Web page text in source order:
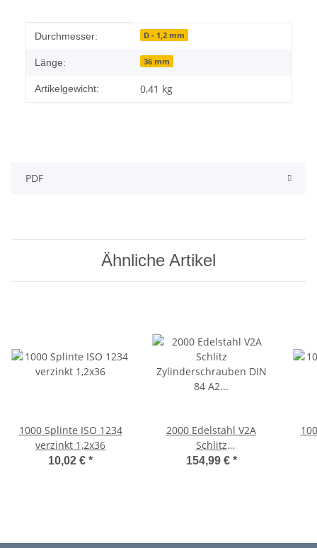
Produkteigenschaft
Wert
Durchmesser: D - 1,2 mm
Länge: 36 mm
Artikelgewicht: 0,41 kg
PDF
Ähnliche Artikel
1000 Splinte ISO 1234
verzinkt 1,2x36
10,02 € *
2000 Edelstahl V2A
Schlitz
Zylinderschrauben DIN
154,99 € *